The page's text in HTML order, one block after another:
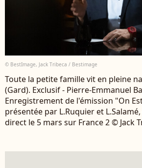
© BestImage, Jack Tribeca / Bestimage
Toute la petite famille vit en pleine
(Gard). Exclusif - Pierre-Emmanuel
Enregistrement de l'émission "On
présentée par L.Ruquier et
direct le 5 mars sur France 2 © Jack